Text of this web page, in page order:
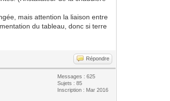
mais attention la liaison entre
du tableau, donc si terre
Répondre
Messages : 625
Sujets : 85
Inscription : Mar 2016